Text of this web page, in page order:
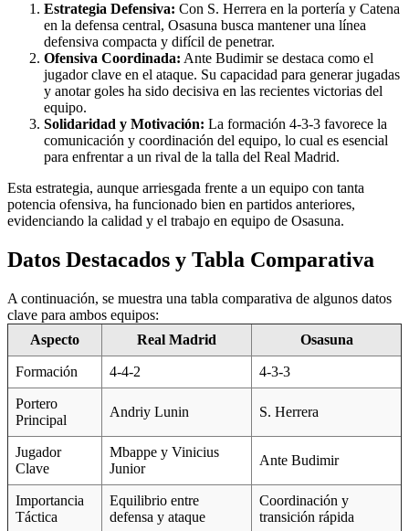
Estrategia Defensiva: Con S. Herrera en la portería y Catena
en la defensa central, Osasuna busca mantener una línea
defensiva compacta y difícil de penetrar.
Ofensiva Coordinada: Ante Budimir se destaca como el
jugador clave en el ataque. Su capacidad para generar jugadas
y anotar goles ha sido decisiva en las recientes victorias del
equipo.
Solidaridad y Motivación: La formación 4-3-3 favorece la
comunicación y coordinación del equipo, lo cual es esencial
para enfrentar a un rival de la talla del Real Madrid.
Esta estrategia, aunque arriesgada frente a un equipo con tanta
potencia ofensiva, ha funcionado bien en partidos anteriores,
evidenciando la calidad y el trabajo en equipo de Osasuna.
Datos Destacados y Tabla Comparativa
A continuación, se muestra una tabla comparativa de algunos datos
clave para ambos equipos:
Aspecto
Real Madrid Osasuna
Formación 4-4-2 4-3-3
Portero
Principal
Andriy Lunin S. Herrera
Jugador
Clave
Mbappe y Vinicius
Junior
Ante Budimir
Importancia
Táctica
Equilibrio entre
defensa y ataque
Coordinación y
transición rápida